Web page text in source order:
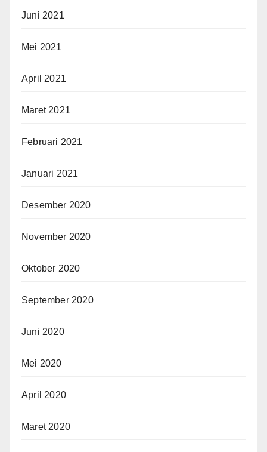
Juni 2021
Mei 2021
April 2021
Maret 2021
Februari 2021
Januari 2021
Desember 2020
November 2020
Oktober 2020
September 2020
Juni 2020
Mei 2020
April 2020
Maret 2020